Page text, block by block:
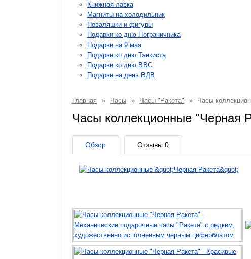
Книжная лавка
Магниты на холодильник
Неваляшки и фигуры
Подарки ко дню Пограничника
Подарки на 9 мая
Подарки ко дню Танкиста
Подарки ко дню ВВС
Подарки на день ВДВ
Главная » Часы » Часы "Ракета" » Часы
Часы коллекционные "Черная
Обзор Отзывы 0